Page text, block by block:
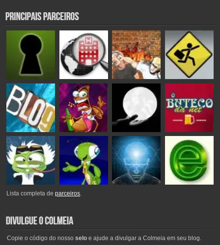
Lista completa deparceiros.
Copie o código do nosso seloe ajude a divulgar a Colmeia em seu blog.